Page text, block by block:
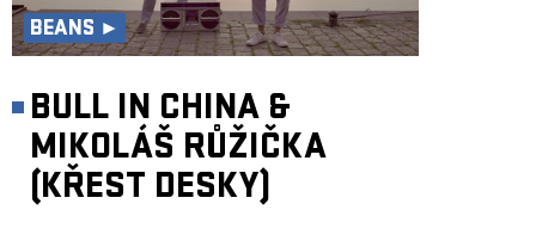
BEANS ►
BULL IN CHINA &
MIKOLÁŠ RŮŽIČKA
(KŘEST DESKY)